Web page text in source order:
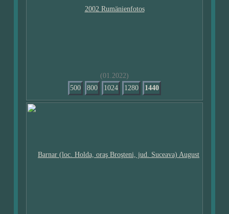
(01.2022)
500
800 1024 1280 1440